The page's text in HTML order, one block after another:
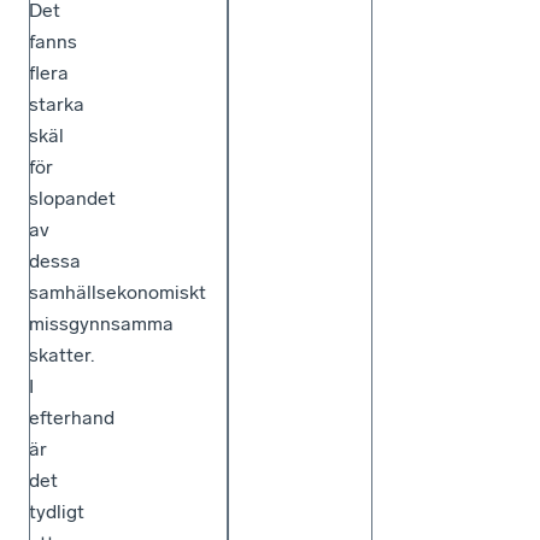
Det
fanns
flera
starka
skäl
för
slopandet
av
dessa
samhällsekonomiskt
missgynnsamma
skatter.
I
efterhand
är
det
tydligt